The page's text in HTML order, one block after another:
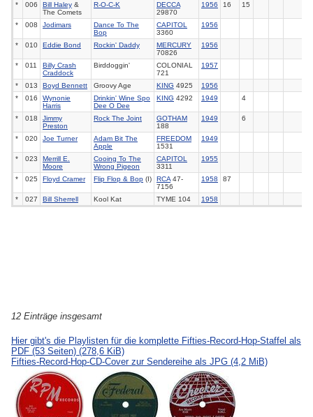
* 006 Bill Haley &
The Comets
R-O-C-K
DECCA
29870
1956 16 15
* 008 Jodimars
Dance To The
Bop
CAPITOL
3360
1956
* 010 Eddie Bond Rockin' Daddy
MERCURY
70826
1956
* 011
Billy Crash
Craddock
Birddoggin'
COLONIAL
721
1957
* 013 Boyd Bennett Groovy Age KING 4925
1956
*
016
Wynonie
Harris
Drinkin' Wine Spo
Dee O Dee
KING 4292 1949 4
* 018
Jimmy
Preston
Rock The Joint
GOTHAM
188
1949 6
* 020 Joe Turner
Adam Bit The
Apple
FREEDOM
1531
1949
* 023
Merrill E.
Moore
Cooing To The
Wrong Pigeon
CAPITOL
3311
1955
* 025 Floyd Cramer Flip Flop & Bop (I) RCA 47-
7156
1958 87
* 027 Bill Sherrell Kool Kat TYME 104 1958
12 Einträge insgesamt
Hier gibt's die Playlisten für die komplette Fifties-Record-Hop-Staffel als
PDF (53 Seiten) (278,6 KiB)
Fifties-Record-Hop-CD-Cover zur Sendereihe als JPG (4,2 MiB)